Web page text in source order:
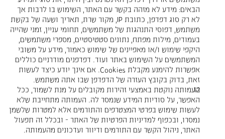
הבאים: מידע לא מזהה בקשר עם האתר, השימוש בו לרבות אך
לא רק סוג דפדפן, כתובת IP, מקור שרת, תאריך ושעה של בקשת
משתמש, דפוסי התנהגות של משתמשים, תחומי עניין, זמני שהייה
בעמודים, מילות מפתח, נתונים סטטיסטיים, מספרי משתמשים,
היקפי שימוש ו/או מאפיינים של שימוש כאמור, מידע על משובי
המשתמשים על השימוש באתר ועוד. דפדפנים מודרניים כוללים
אפשרות להימנע מקבלת Cookies. אם אינך יודע כיצד לעשות
זאת, בדוק בקובץ העזרה של הדפדפן שבו אתה משתמש.
העמותה נוקטת באמצעי זהירות מקובלים על מנת לשמור, ככל
האפשר, על סודיות המידע שנמסר לה. העמותה מתחייבת שלא
לעשות שימוש בפרטי המצטרפים והתורמים אלא למטרות שלשמן
נמסרו, ובכפוף למדיניות הפרטיות של האתר - ובכלל זה תפעול
האתר, ניהול הקשר עם התורמים ודיוור ועדכונים מהעמותה.